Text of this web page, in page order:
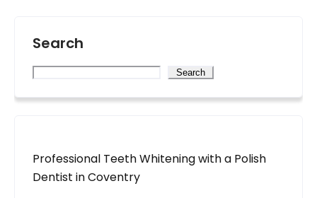
Search
Search
Professional Teeth Whitening with a Polish
Dentist in Coventry